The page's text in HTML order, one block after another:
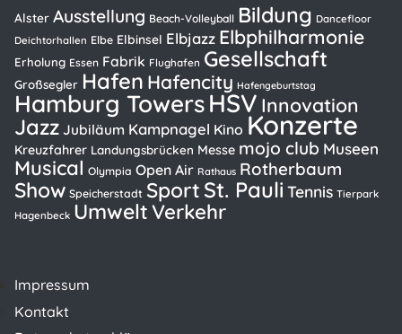
Impressum
Kontakt
Alster Ausstellung Beach-Volleyball Bildung Dancefloor
Deichtorhallen Elbe Elbinsel Elbjazz Elbphilharmonie
Erholung Essen Fabrik Flughafen Gesellschaft
Großsegler Hafen Hafencity Hafengeburtstag
Hamburg TowersHSV Innovation
Jazz Jubiläum Kampnagel Kino Konzerte
Kreuzfahrer Landungsbrücken Messe mojo club Museen
Musical Olympia Open Air Rathaus Rotherbaum
Show Speicherstadt Sport St. Pauli Tennis Tierpark
Hagenbeck UmweltVerkehr